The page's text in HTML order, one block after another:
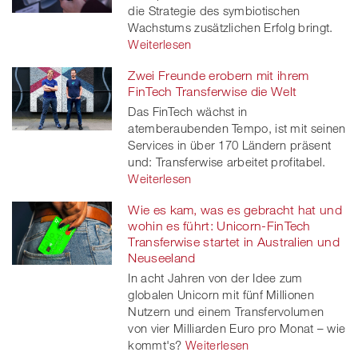
die Strategie des symbiotischen
Wachstums zusätzlichen Erfolg bringt.
Weiterlesen
Zwei Freunde erobern mit ihrem
FinTech Transferwise die Welt
Das FinTech wächst in
atemberaubenden Tempo, ist mit seinen
Services in über 170 Ländern präsent
und: Transferwise arbeitet profitabel.
Weiterlesen
Wie es kam, was es gebracht hat und
wohin es führt: Unicorn-FinTech
Transferwise startet in Australien und
Neuseeland
In acht Jahren von der Idee zum
globalen Unicorn mit fünf Millionen
Nutzern und einem Transfervolumen
von vier Milliarden Euro pro Monat – wie
kommt's? Weiterlesen